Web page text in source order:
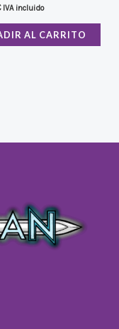
IVA incluido
AL CARRITO